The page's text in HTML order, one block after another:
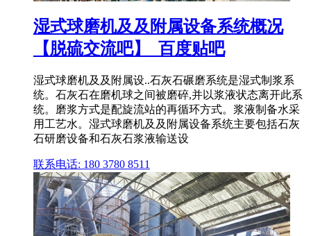
湿式球磨机及及附属设备系统概况
【脱硫交流吧】_百度贴吧
湿式球磨机及及附属设..石灰石碾磨系统是湿式制浆系
统。石灰石在磨机球之间被磨碎,并以浆液状态离开此系
统。磨浆方式是配旋流站的再循环方式。浆液制备水采
用工艺水。湿式球磨机及及附属设备系统主要包括石灰
石研磨设备和石灰石浆液输送设
联系电话: 180 3780 8511